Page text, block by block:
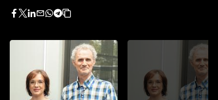
Facebook
Twitter
LinkedIn
Enviar
Whatsapp
Telegram
Copiar
artículo